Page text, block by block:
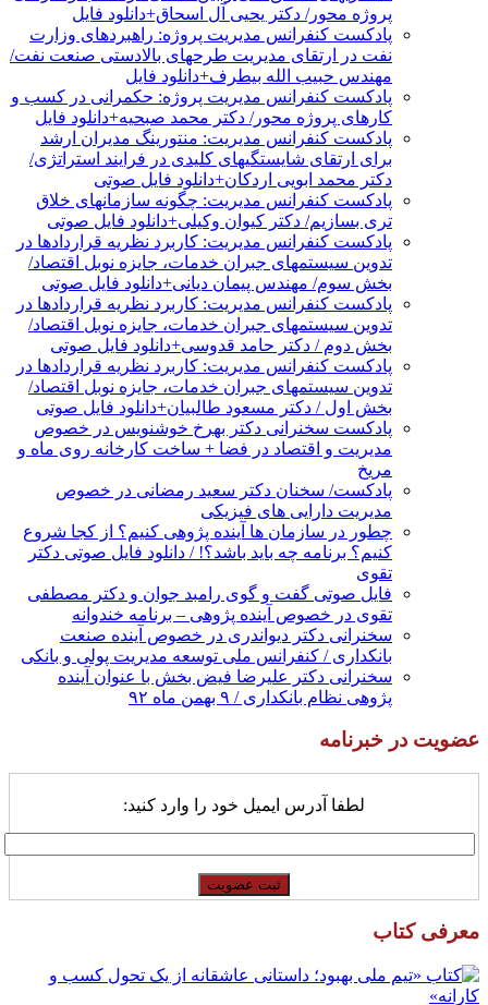
پروژه محور/ دکتر یحیی آل اسحاق+دانلود فایل
پادکست کنفرانس مدیریت پروژه: راهبردهای وزارت
نفت در ارتقای مدیریت طرحهای بالادستی صنعت نفت/
مهندس حبیب الله بیطرف+دانلود فایل
پادکست کنفرانس مدیریت پروژه: حکمرانی در کسب و
کارهای پروژه محور/ دکتر محمد صبحیه+دانلود فایل
پادکست کنفرانس مدیریت: منتورینگ مدیران ارشد
برای ارتقای شایستگیهای کلیدی در فرایند استراتژی/
دکتر محمد ابویی اردکان+دانلود فایل صوتی
پادکست کنفرانس مدیریت: چگونه سازمانهای خلاق
تری بسازیم/ دکتر کیوان وکیلی+دانلود فایل صوتی
پادکست کنفرانس مدیریت: کاربرد نظریه قراردادها در
تدوین سیستمهای جبران خدمات، جایزه نوبل اقتصاد/
بخش سوم/ مهندس پیمان دیانی+دانلود فایل صوتی
پادکست کنفرانس مدیریت: کاربرد نظریه قراردادها در
تدوین سیستمهای جبران خدمات، جایزه نوبل اقتصاد/
بخش دوم / دکتر حامد قدوسی+دانلود فایل صوتی
پادکست کنفرانس مدیریت: کاربرد نظریه قراردادها در
تدوین سیستمهای جبران خدمات، جایزه نوبل اقتصاد/
بخش اول / دکتر مسعود طالبیان+دانلود فایل صوتی
پادکست سخنرانی دکتر بهرخ خوشنویس در خصوص
مدیریت و اقتصاد در فضا + ساخت کارخانه روی ماه و
مریخ
پادکست/ سخنان دکتر سعید رمضانی در خصوص
مدیریت دارایی های فیزیکی
چطور در سازمان ها آینده پژوهی کنیم؟ از کجا شروع
کنیم؟ برنامه چه باید باشد؟! / دانلود فایل صوتی دکتر
تقوی
فایل صوتی گفت و گوی رامبد جوان و دکتر مصطفی
تقوی در خصوص آینده پژوهی – برنامه خندوانه
سخنرانی دکتر دیواندری در خصوص آینده صنعت
بانکداری / کنفرانس ملی توسعه مدیریت پولی و بانکی
سخنرانی دکتر علیرضا فیض بخش با عنوان آینده
پژوهی نظام بانکداری / ۹ بهمن ماه ۹۲
عضویت در خبرنامه
لطفا آدرس ایمیل خود را وارد کنید:
معرفی کتاب